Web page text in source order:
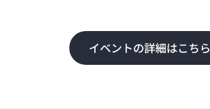
イベントの詳細はこちら